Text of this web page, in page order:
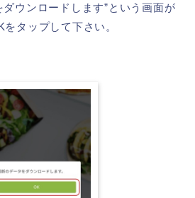
ウンロードします”という画面が
タップして下さい。